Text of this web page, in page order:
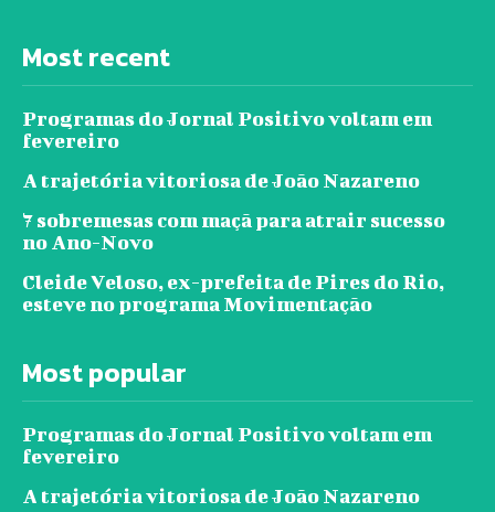
Most recent
Programas do Jornal Positivo voltam em
fevereiro
A trajetória vitoriosa de João Nazareno
7 sobremesas com maçã para atrair sucesso
no Ano-Novo
Cleide Veloso, ex-prefeita de Pires do Rio,
esteve no programa Movimentação
Most popular
Programas do Jornal Positivo voltam em
fevereiro
A trajetória vitoriosa de João Nazareno